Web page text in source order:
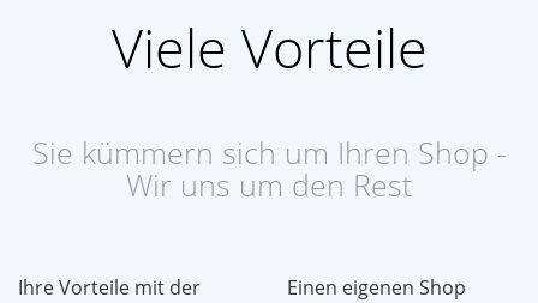
Viele Vorteile
Sie kümmern sich um Ihren Shop -
Wir uns um den Rest
Ihre Vorteile mit der
Einen eigenen Shop